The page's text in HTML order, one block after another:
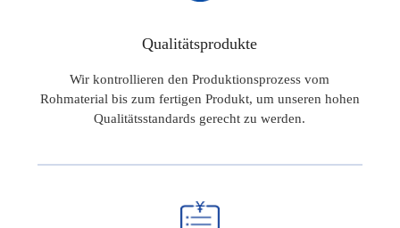
Qualitätsprodukte
Wir kontrollieren den Produktionsprozess vom
Rohmaterial bis zum fertigen Produkt, um unseren hohen
Qualitätsstandards gerecht zu werden.